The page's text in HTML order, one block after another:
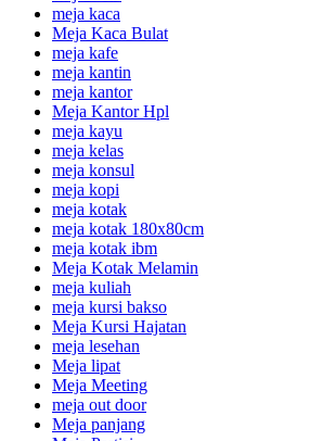
meja kaca
Meja Kaca Bulat
meja kafe
meja kantin
meja kantor
Meja Kantor Hpl
meja kayu
meja kelas
meja konsul
meja kopi
meja kotak
meja kotak 180x80cm
meja kotak ibm
Meja Kotak Melamin
meja kuliah
meja kursi bakso
Meja Kursi Hajatan
meja lesehan
Meja lipat
Meja Meeting
meja out door
Meja panjang